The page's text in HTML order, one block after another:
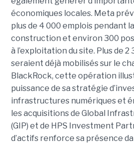
économiques locales. Meta
plus de 4 000 emplois pendant
construction et environ 300
à l’exploitation du site. Plus de
seraient déjà mobilisés sur le
BlackRock, cette opération
puissance de sa stratégie
infrastructures numériques et
les acquisitions de Global
(GIP) et de HPS Investment
d’actifs renforce sa présence